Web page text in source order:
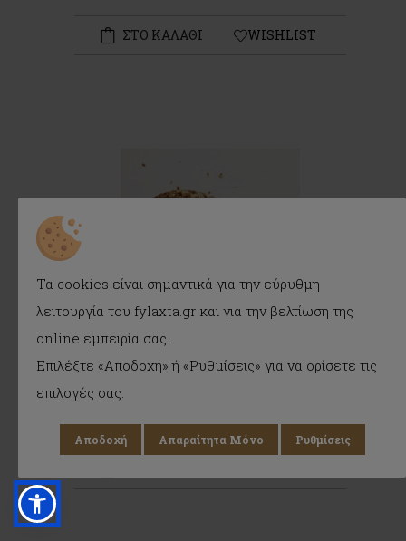
ΣΤΟ ΚΑΛΑΘΙ WISHLIST
Ρίζα Αγγελικής: Εξορκισμός, Προστασία,
Θεραπεία
3.50€
Τα cookies είναι σημαντικά για την εύρυθμη
λειτουργία του fylaxta.gr και για την βελτίωση της
online εμπειρία σας.
Επιλέξτε «Αποδοχή» ή «Ρυθμίσεις» για να ορίσετε τις
επιλογές σας.
Αποδοχή Απαραίτητα Μόνο Ρυθμίσεις